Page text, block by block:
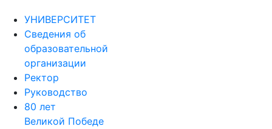
УНИВЕРСИТЕТ
Сведения об
образовательной
организации
Ректор
Руководство
80 лет
Великой Победе